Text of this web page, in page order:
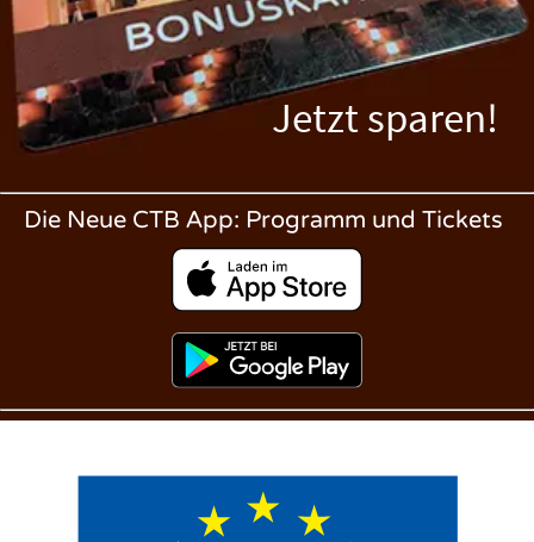
Jetzt sparen!
Die Neue CTB App: Programm und Tickets